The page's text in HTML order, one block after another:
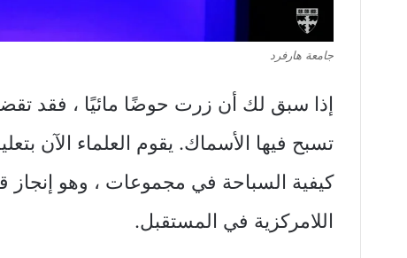
جامعة هارفرد
إذا سبق لك أن زرت حوضًا مائيًا ، فقد
تسبح فيها الأسماك. يقوم العلماء الآن
كيفية السباحة في مجموعات ، وهو إنجاز
اللامركزية في المستقبل.